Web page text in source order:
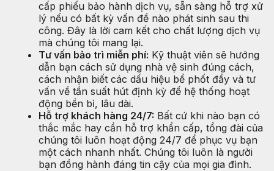
cấp phiếu bảo hành dịch vụ, sẵn sàng hỗ trợ xử
lý nếu có bất kỳ vấn đề nào phát sinh sau thi
công. Đây là lời cam kết cho chất lượng dịch vụ
mà chúng tôi mang lại.
Tư vấn bảo trì miễn phí: Kỹ thuật viên sẽ hướng
dẫn bạn cách sử dụng nhà vệ sinh đúng cách,
cách nhận biết các dấu hiệu bể phốt đầy và tư
vấn về tần suất hút định kỳ để hệ thống hoạt
động bền bỉ, lâu dài.
Hỗ trợ khách hàng 24/7: Bất cứ khi nào bạn có
thắc mắc hay cần hỗ trợ khẩn cấp, tổng đài của
chúng tôi luôn hoạt động 24/7 để phục vụ bạn
một cách nhanh nhất. Chúng tôi luôn là người
bạn đồng hành đáng tin cậy của mọi gia đình.